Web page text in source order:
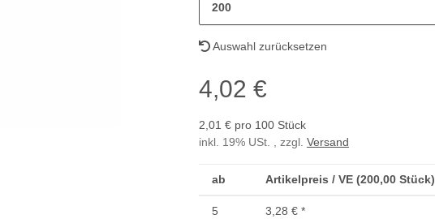
200
Auswahl zurücksetzen
4,02 €
2,01 € pro 100 Stück
inkl. 19% USt. , zzgl. Versand
ab Artikelpreis / VE (200,00 Stück)
5 3,28 € *